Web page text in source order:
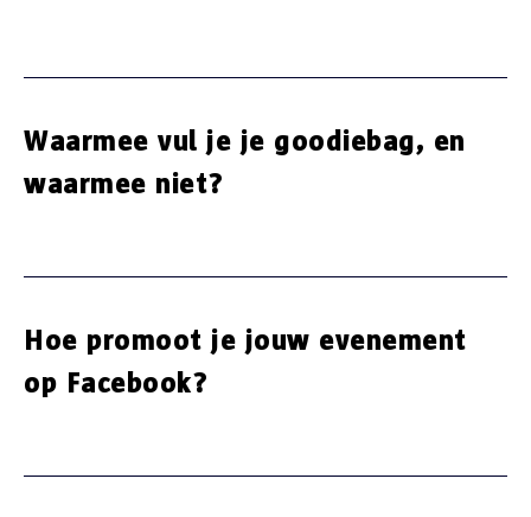
Waarmee vul je je goodiebag, en
waarmee niet?
Hoe promoot je jouw evenement
op Facebook?